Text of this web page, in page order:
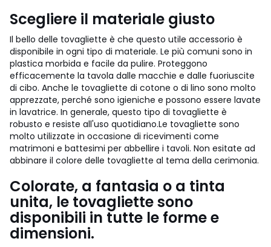
Scegliere il materiale giusto
Il bello delle tovagliette è che questo utile accessorio è
disponibile in ogni tipo di materiale. Le più comuni sono in
plastica morbida e facile da pulire. Proteggono
efficacemente la tavola dalle macchie e dalle fuoriuscite
di cibo. Anche le tovagliette di cotone o di lino sono molto
apprezzate, perché sono igieniche e possono essere lavate
in lavatrice. In generale, questo tipo di tovagliette è
robusto e resiste all'uso quotidiano.Le tovagliette sono
molto utilizzate in occasione di ricevimenti come
matrimoni e battesimi per abbellire i tavoli. Non esitate ad
abbinare il colore delle tovagliette al tema della cerimonia.
Colorate, a fantasia o a tinta
unita, le tovagliette sono
disponibili in tutte le forme e
dimensioni.